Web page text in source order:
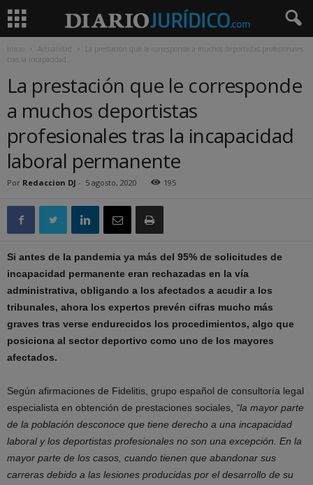
Inicio Actualidad
La prestación que le corresponde a muchos deportistas profesionales
tras la incapacidad...
La prestación que le corresponde
a muchos deportistas
profesionales tras la incapacidad
laboral permanente
Por Redaccion DJ - 5 agosto, 2020 195
Si antes de la pandemia ya más del 95% de solicitudes de
incapacidad permanente eran rechazadas en la vía
administrativa, obligando a los afectados a acudir a los
tribunales, ahora los expertos prevén cifras mucho más
graves tras verse endurecidos los procedimientos, algo que
posiciona al sector deportivo como uno de los mayores
afectados.
Según afirmaciones de Fidelitis, grupo español de consultoría legal
especialista en obtención de prestaciones sociales, “la mayor parte
de la población desconoce que tiene derecho a una incapacidad
laboral y los deportistas profesionales no son una excepción. En la
mayor parte de los casos, cuando tienen que abandonar sus
carreras debido a las lesiones producidas por el desarrollo de su